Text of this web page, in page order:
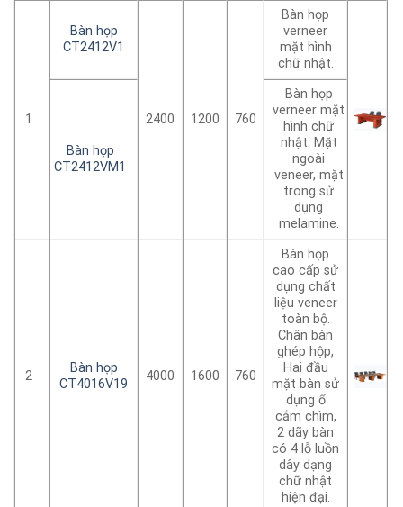
1
Bàn họp
CT2412V1
2400 1200 760
Bàn họp
verneer
mặt hình
chữ nhật.
Bàn họp
CT2412VM1
Bàn họp
verneer mặt
hình chữ
nhật. Mặt
ngoài
veneer, mặt
trong sử
dụng
melamine.
2
Bàn họp
CT4016V19
4000 1600 760
Bàn họp
cao cấp sử
dụng chất
liệu veneer
toàn bộ.
Chân bàn
ghép hộp,
Hai đầu
mặt bàn sử
dụng ổ
cắm chìm,
2 dãy bàn
có 4 lỗ luồn
dây dạng
chữ nhật
hiện đại.